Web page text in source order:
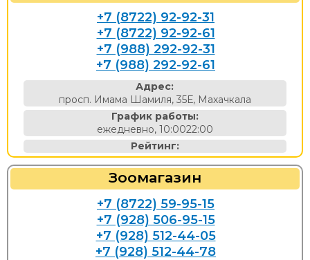
+7 (8722) 92-92-31
+7 (8722) 92-92-61
+7 (988) 292-92-31
+7 (988) 292-92-61
Адрес:
просп. Имама Шамиля, 35Е, Махачкала
График работы:
ежедневно, 10:0022:00
Рейтинг:
Зоомагазин
+7 (8722) 59-95-15
+7 (928) 506-95-15
+7 (928) 512-44-05
+7 (928) 512-44-78